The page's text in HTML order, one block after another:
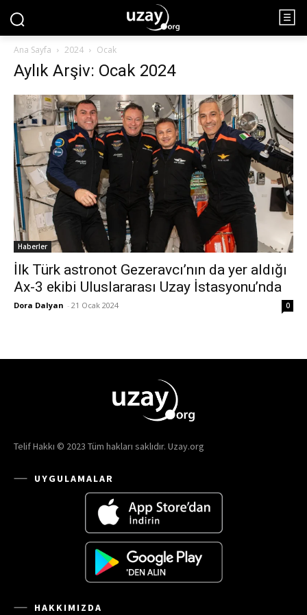
Ana Sayfa 2024 Ocak
Aylık Arşiv: Ocak 2024
Haberler
İlk Türk astronot Gezeravcı’nın da yer aldığı
Ax-3 ekibi Uluslararası Uzay İstasyonu’nda
Dora Dalyan - 21 Ocak 2024 0
Telif Hakkı © 2023 Tüm hakları saklıdır. Uzay.org
UYGULAMALAR
HAKKIMIZDA